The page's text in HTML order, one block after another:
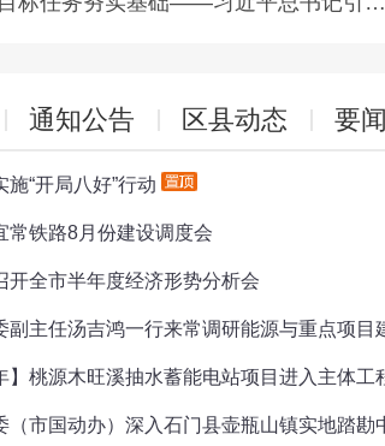
通知公告 区县动态 要
“开局八好”行动
常铁路8月份建设调度会
开全市半年度经济形势分析会
副主任汤吉鸿一行来常调研能源与重点项目
】桃源木旺溪抽水蓄能电站项目进入主体
（市国动办）深入石门县壶瓶山镇实地踏